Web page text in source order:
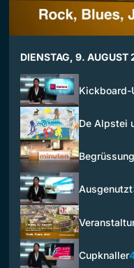
DIENSTAG, 9. AUGUST
Kickboard-
De Alpstei
Begrüssung
Ausgenutzt
Cupknaller